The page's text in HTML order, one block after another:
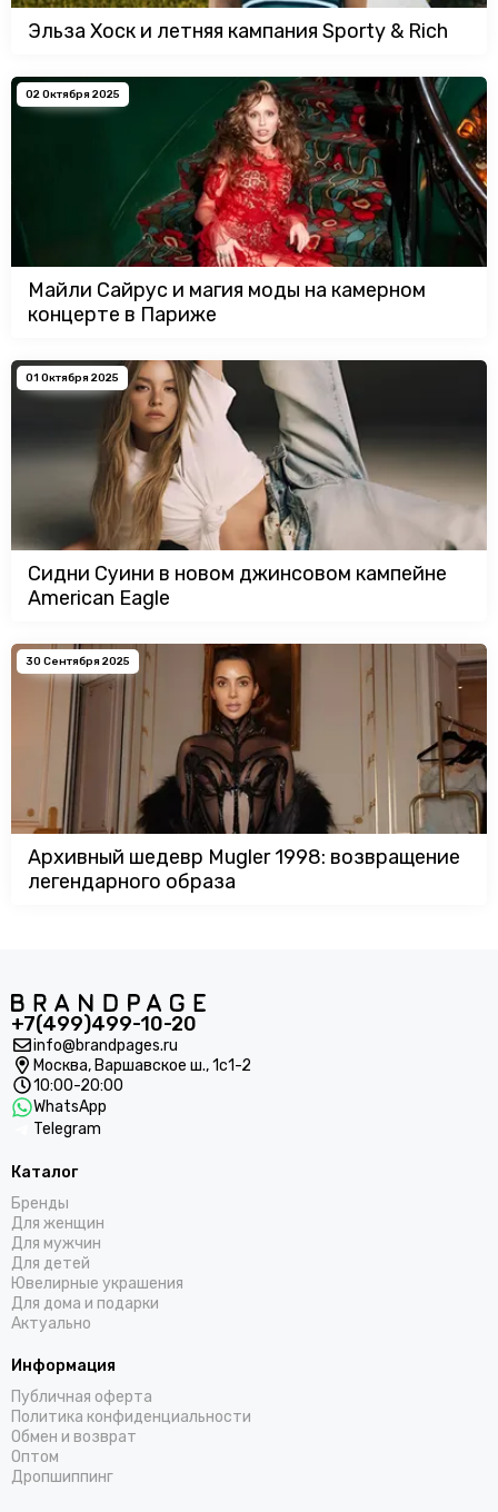
Эльза Хоск и летняя кампания Sporty & Rich
02 Октября 2025
Майли Сайрус и магия моды на камерном
концерте в Париже
01 Октября 2025
Сидни Суини в новом джинсовом кампейне
American Eagle
30 Сентября 2025
Архивный шедевр Mugler 1998: возвращение
легендарного образа
+7(499)499-10-20
info@brandpages.ru
Москва, Варшавское ш., 1с1-2
10:00-20:00
WhatsApp
Telegram
Каталог
Бренды
Для женщин
Для мужчин
Для детей
Ювелирные украшения
Для дома и подарки
Актуально
Информация
Публичная оферта
Политика конфиденциальности
Обмен и возврат
Оптом
Дропшиппинг